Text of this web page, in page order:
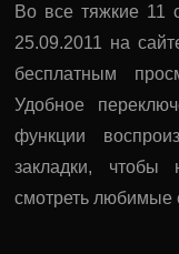
Во все тяжкие 11
25.09.2011 на
бесплатным
Удобное
функции
закладки,
смотреть любимые